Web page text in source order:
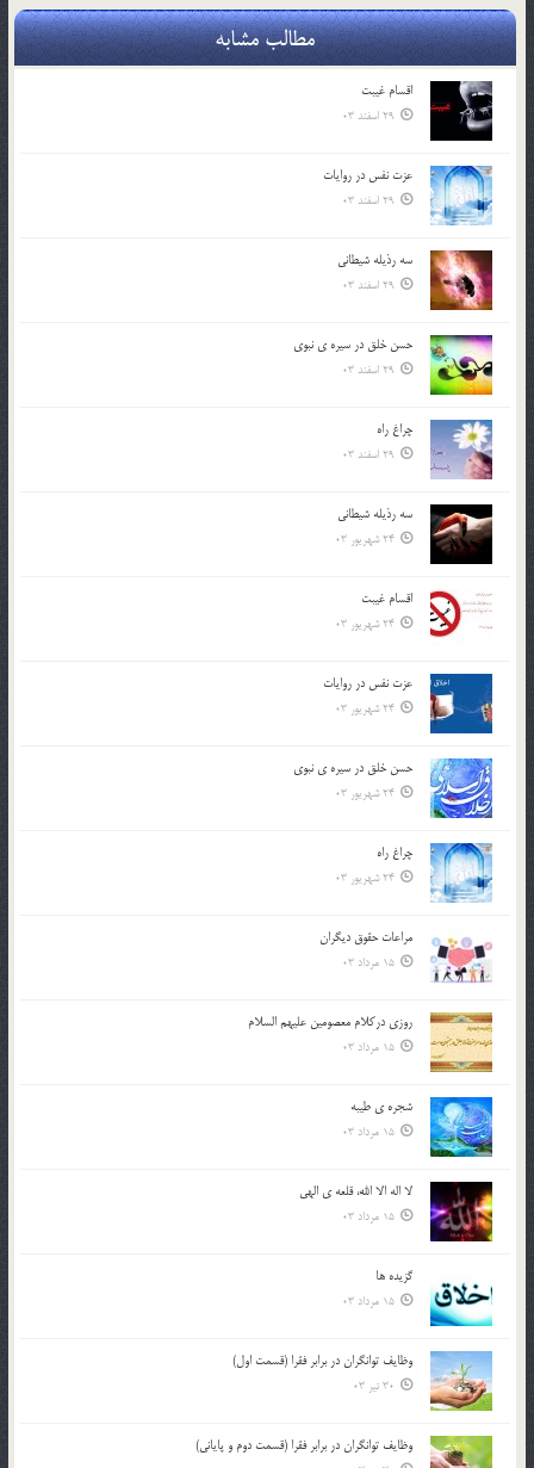
مطالب مشابه
اقسام غيبت
29 اسفند 03
عزت نفس در روايات
29 اسفند 03
سه رذیله شیطانی
29 اسفند 03
حسن خلق در سيره ي نبوي
29 اسفند 03
چراغ راه
29 اسفند 03
سه رذیله شیطانی
24 شهریور 03
اقسام غيبت
24 شهریور 03
عزت نفس در روايات
24 شهریور 03
حسن خلق در سيره ي نبوي
24 شهریور 03
چراغ راه
24 شهریور 03
مراعات حقوق ديگران
15 مرداد 03
روزي دركلام معصومين عليهم السلام
15 مرداد 03
شجره ي طيبه
15 مرداد 03
لا اله الا الله، قلعه ي الهي
15 مرداد 03
گزيده ها
15 مرداد 03
وظایف توانگران در برابر فقرا (قسمت اول)
30 تیر 03
وظایف توانگران در برابر فقرا (قسمت دوم و پایانی)